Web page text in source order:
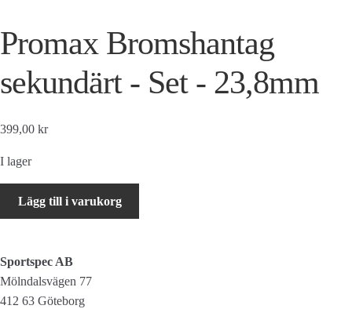
Promax Bromshantag
sekundärt - Set - 23,8mm
399,00 kr
I lager
Bromshantag
Set
Lägg till i varukorg
Sportspec AB
Mölndalsvägen 77
412 63 Göteborg